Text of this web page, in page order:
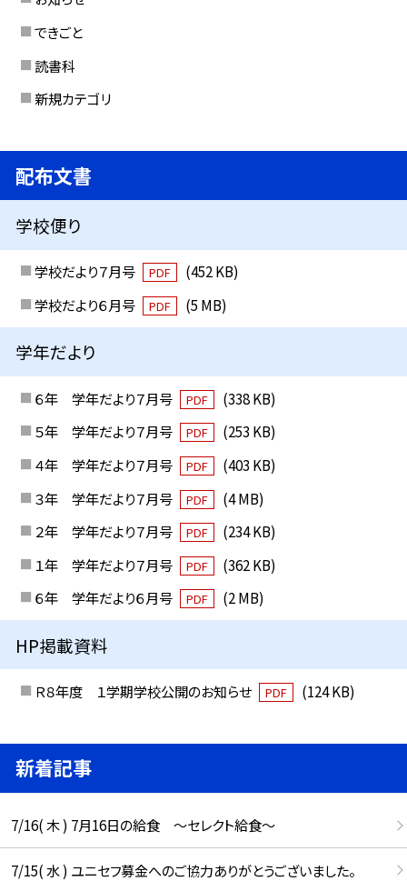
できごと
読書科
新規カテゴリ
配布文書
学校便り
学校だより７月号 PDF
(452 KB)
学校だより６月号
PDF (5 MB)
学年だより
６年 学年だより７月号 PDF
(338 KB)
５年 学年だより７月号
PDF
(253 KB)
４年 学年だより７月号
PDF
(403 KB)
３年 学年だより７月号
PDF
(4 MB)
２年 学年だより７月号
PDF
(234 KB)
１年 学年だより７月号
PDF
(362 KB)
６年 学年だより６月号
PDF (2 MB)
HP掲載資料
Ｒ８年度 １学期学校公開のお知らせ PDF (124 KB)
新着記事
7/16( 木 ) 7月16日の給食 ～セレクト給食～
7/15( 水 ) ユニセフ募金へのご協力ありがとうございました。